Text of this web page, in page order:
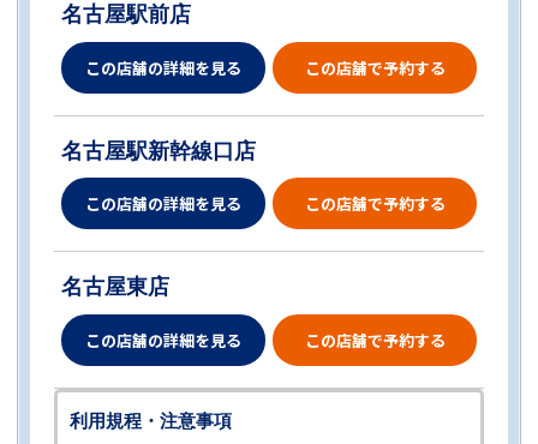
名古屋駅前店
この店舗の詳細を見る この店舗で予約する
名古屋駅新幹線口店
この店舗の詳細を見る この店舗で予約する
名古屋東店
この店舗の詳細を見る この店舗で予約する
利用規程・注意事項